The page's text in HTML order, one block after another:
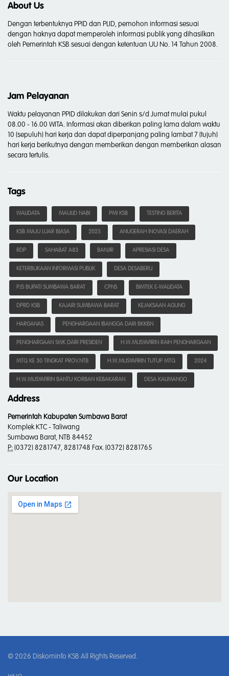
About Us
Dengan terbentuknya PPID dan PLID, pemohon informasi sesuai
dengan haknya dapat memperoleh informasi publik yang dihasilkan
oleh Pemerintah KSB sesuai dengan ketentuan UU No. 14 Tahun 2008.
Jam Pelayanan
Waktu pelayanan PPID dilakukan dari Senin s/d Jumat mulai pukul
08.00 - 16.00 WITA. Informasi akan diberikan paling lama dalam waktu
10 (sepuluh) hari kerja dan dapat diperpanjang paling lambat 7 (tujuh)
hari kerja berikutnya dengan memberikan dengan memberikan alasan
secara tertulis.
Tags
WALIDATA MAULID NABI PMI KSB TESTING BERITA
KSB MAJU LUAR BIASA 2025 ANUGERAH INOVASI DAERAH
RDP SAHABAT A83 BANJIR APRESIASI DESA
KETERBUKAAN INFORMASI PUBLIK DESA DESABERU
PJS BUPATI SUMBAWA BARAT CPNS BIMTEK E-WALIDATA
DPRD KSB KAJARI SUMBAWA BARAT KEJAKSAAN AGUNG
HARGANAS PENGHARGAAN IBANGGA DARI BKKBN
PENGHARGAAN SWK DARI PRESIDEN H.W.MUSYAFIRIN RAIH PENGHARGAAN
MTQ KE 30 TINGKAT PROV.NTB H.W.MUSYAFIRIN TUTUP MTQ 2024
H.W.MUSYAFIRIN BANTU KORBAN KEBAKARAN DESA KALIMANGO
Address
Pemerintah Kabupaten Sumbawa Barat
Komplek KTC - Taliwang
Sumbawa Barat, NTB 84452
P: (0372) 8281747, 8281748 Fax. (0372) 8281765
Our Location
© 2026 Diskominfo KSB All Rights Reserved.